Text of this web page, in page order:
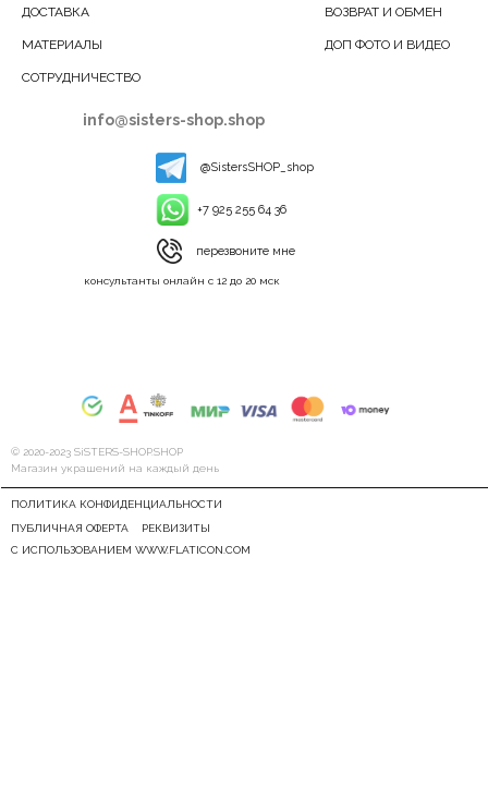
© 2020-2023 SiSTERS-SHOP.SHOP
Магазин украшений на каждый день
info@sisters-shop.shop
ДОСТАВКА
РЕКВИЗИТЫ
ПОЛИТИКА КОНФИДЕНЦИАЛЬНОСТИ
ПУБЛИЧНАЯ ОФЕРТА
ВОЗВРАТ И ОБМЕН
ДОП ФОТО И ВИДЕО
консультанты онлайн с 12 до 20 мск
@SistersSHOP_shop
+7 925 255 64 36
перезвоните мне
МАТЕРИАЛЫ
С ИСПОЛЬЗОВАНИЕМ WWW.FLATICON.COM
СОТРУДНИЧЕСТВО